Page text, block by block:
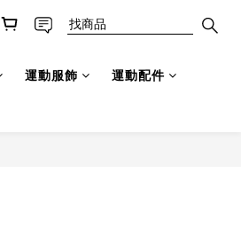
運動服飾 運動配件